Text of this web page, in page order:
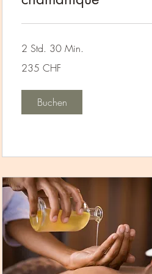
2 Std. 30 Min.
Schweizer
235 CHF
Buchen